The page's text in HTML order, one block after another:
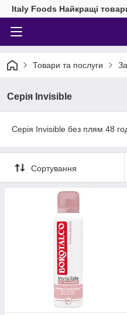
Italy Foods Найкращі
Товари та послуги
Серія Invisible
Серія Invisible без плям 48
Сортування